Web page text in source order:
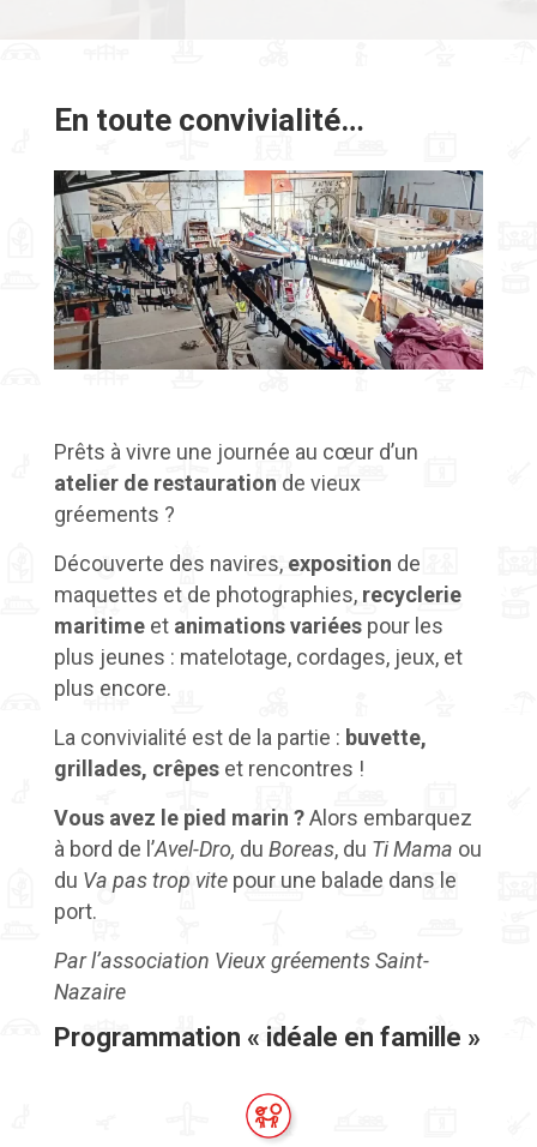
En toute convivialité…
Prêts à vivre une journée au cœur d’un
atelier de restauration de vieux
gréements ?
Découverte des navires, exposition de
maquettes et de photographies, recyclerie
maritime et animations variées pour les
plus jeunes : matelotage, cordages, jeux, et
plus encore.
La convivialité est de la partie : buvette,
grillades, crêpes et rencontres !
Vous avez le pied marin ?Alors embarquez
à bord de l’Avel-Dro, du Boreas, du Ti Mama ou
du Va pas trop vite pour une balade dans le
port.
Par l’association Vieux gréements Saint-
Nazaire
Programmation « idéale en famille »